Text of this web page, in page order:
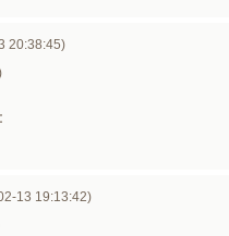
20:38:45)
13 19:13:42)